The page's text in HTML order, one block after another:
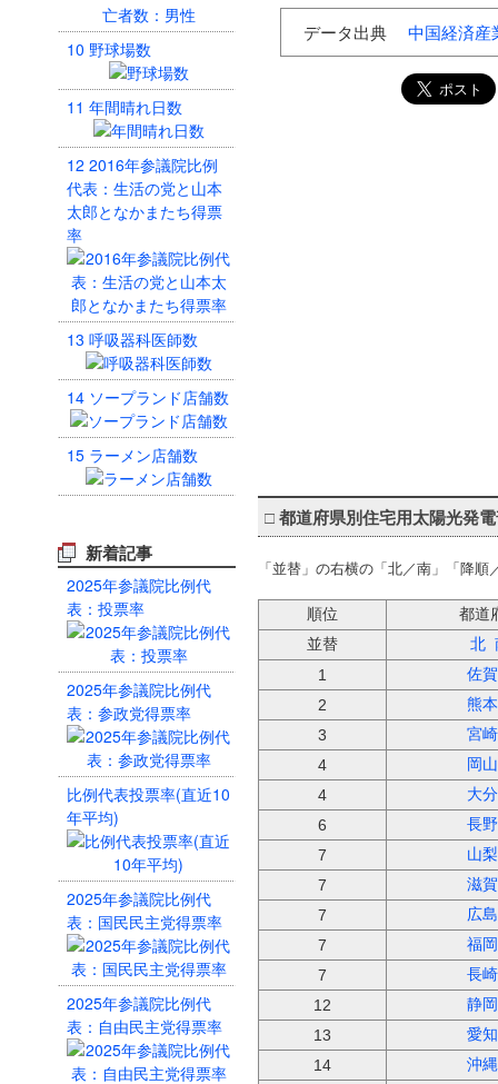
10 野球場数
11 年間晴れ日数
12 2016年参議院比例
代表：生活の党と山本
太郎となかまたち得票
率
13 呼吸器科医師数
14 ソープランド店舗数
15 ラーメン店舗数
新着記事
2025年参議院比例代
表：投票率
2025年参議院比例代
表：参政党得票率
比例代表投票率(直近10
年平均)
2025年参議院比例代
表：国民民主党得票率
2025年参議院比例代
表：自由民主党得票率
データ出典 中国経済産
□都道府県別住宅用太陽光発
「並替」の右横の「北／南」「降
順位
都道
並替
北
1
佐
2
熊
3
宮
4
岡
4
大
6
長
7
山
7
滋
7
広
7
福
7
長
12
静
13
愛
14
沖